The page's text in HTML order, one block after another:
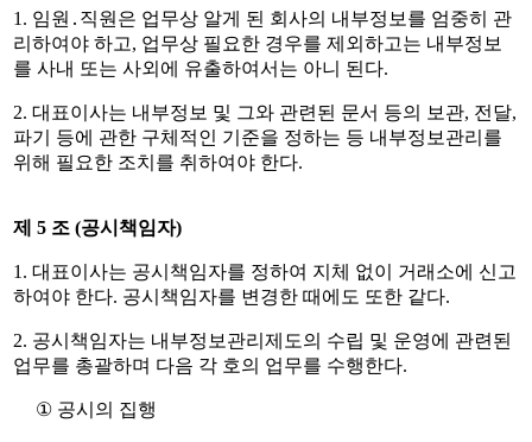
1. 임원 ․ 직원은 업무상 알게 된 회사의 내부정보를 엄중히 관
리하여야 하고, 업무상 필요한 경우를 제외하고는 내부정보
를 사내 또는 사외에 유출하여서는 아니 된다.
2. 대표이사는 내부정보 및 그와 관련된 문서 등의 보관, 전달,
파기 등에 관한 구체적인 기준을 정하는 등 내부정보관리를
위해 필요한 조치를 취하여야 한다.
제 5 조 (공시책임자)
1. 대표이사는 공시책임자를 정하여 지체 없이 거래소에 신고
하여야 한다. 공시책임자를 변경한 때에도 또한 같다.
2. 공시책임자는 내부정보관리제도의 수립 및 운영에 관련된
업무를 총괄하며 다음 각 호의 업무를 수행한다.
① 공시의 집행